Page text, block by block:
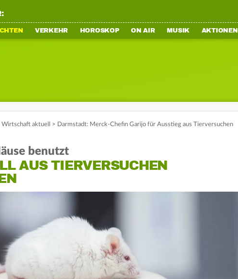
VERKEHR HOROSKOP ON AIR MUSIK AKTIONEN
Wirtschaft aktuell > Darmstadt: Merck-Chefin Garijo für Ausstieg aus Tierversuchen
benutzt
AUS TIERVERSUCHEN